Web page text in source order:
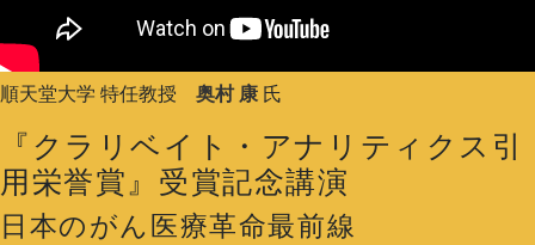
順天堂大学 特任教授 奥村 康 氏
『クラリベイト・アナリティクス引
用栄誉賞』受賞記念講演
日本のがん医療革命最前線